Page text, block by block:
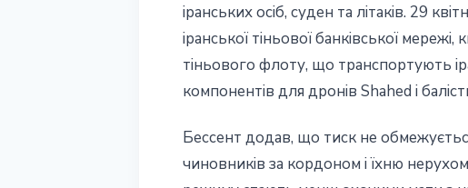
іранських осіб, суден та літаків. 29
іранської тіньової банківської
тіньового флоту, що транспортують
компонентів для дронів Shahed і
Бессент додав, що тиск не
чиновників за кордоном і їхню